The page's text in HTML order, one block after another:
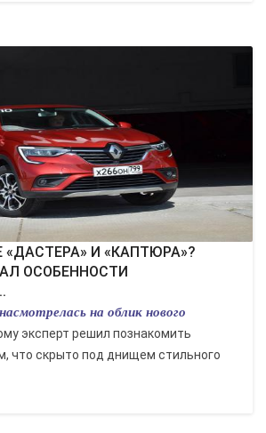
ОСОБЕННОСТИ
на облик нового
эксперт решил познакомить
что скрыто под днищем стильного